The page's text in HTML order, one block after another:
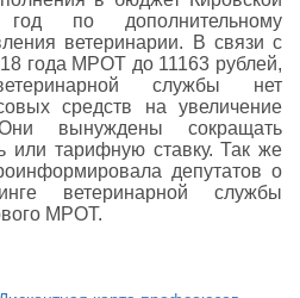
по дополнительному
ветеринарии. В связи с
года МРОТ до 11163 рублей,
службы нет
средств на увеличение
вынуждены сокращать
или тарифную ставку. Так же
депутатов о
ветеринарной службы
МРОТ.